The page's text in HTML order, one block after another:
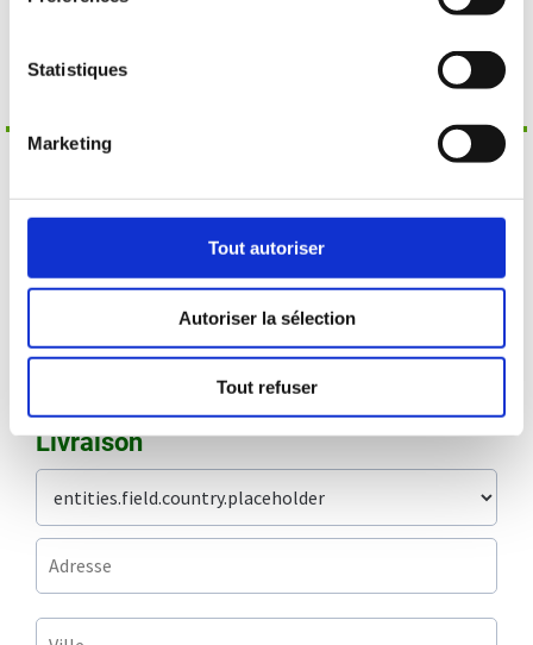
Statistiques
Marketing
Tout autoriser
Autoriser la sélection
Tout refuser
1
INFORMATIONS DE
INFORMATIONS DE
Livraison